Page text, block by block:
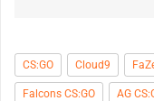
CS:GO Cloud9
Falcons CS:GO AG